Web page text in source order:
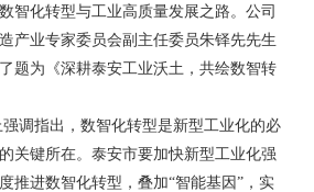
智化转型与工业高质量发展之路。公司
产业专家委员会副主任委员朱铎先先生
题为《深耕泰安工业沃土，共绘数智转
指出，数智化转型是新型工业化的必
关键所在。泰安市要加快新型工业化强
推进数智化转型，叠加“智能基因”，实